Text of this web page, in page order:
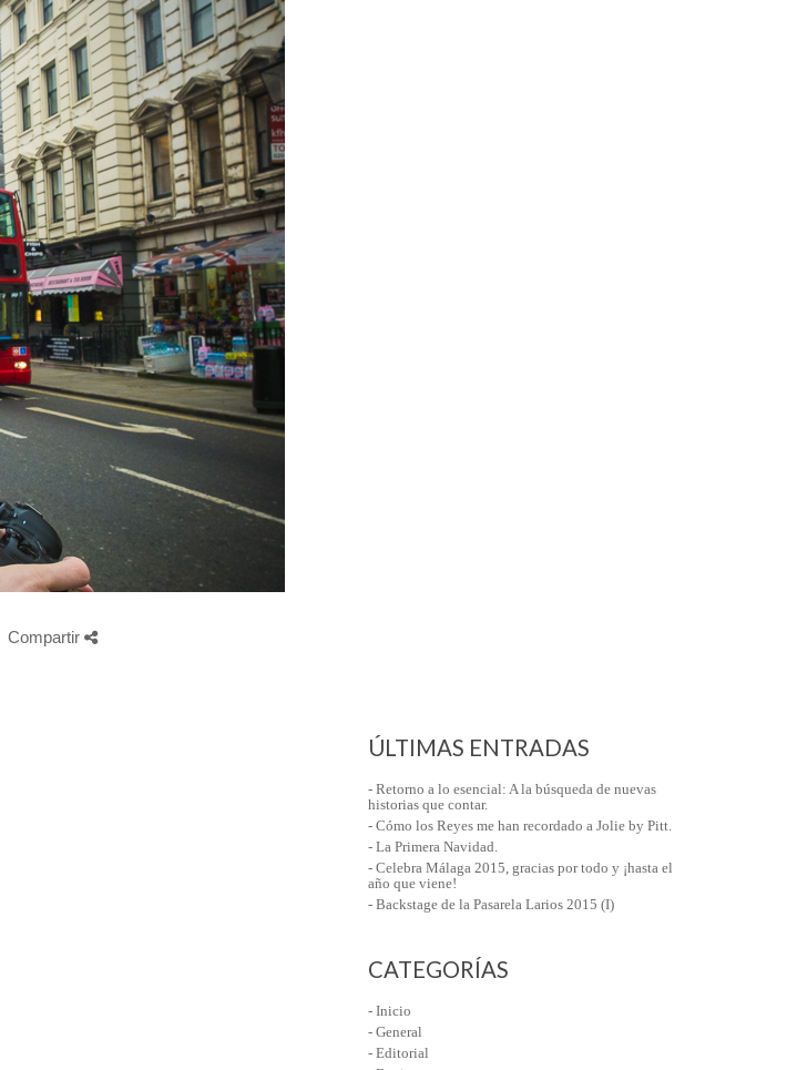
Compartir
ÚLTIMAS ENTRADAS
- Retorno a lo esencial: A la búsqueda de nuevas
historias que contar.
- Cómo los Reyes me han recordado a Jolie by Pitt.
- La Primera Navidad.
- Celebra Málaga 2015, gracias por todo y ¡hasta el
año que viene!
- Backstage de la Pasarela Larios 2015 (I)
CATEGORÍAS
- Inicio
- General
- Editorial